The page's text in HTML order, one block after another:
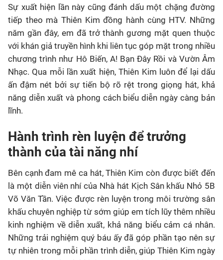
Sự xuất hiện lần này cũng đánh dấu một chặng đường
tiếp theo mà Thiên Kim đồng hành cùng HTV. Những
năm gần đây, em đã trở thành gương mặt quen thuộc
với khán giả truyền hình khi liên tục góp mặt trong nhiều
chương trình như Hô Biến, A! Bạn Đây Rồi và Vườn Âm
Nhạc. Qua mỗi lần xuất hiện, Thiên Kim luôn để lại dấu
ấn đậm nét bởi sự tiến bộ rõ rệt trong giọng hát, khả
năng diễn xuất và phong cách biểu diễn ngày càng bản
lĩnh.
Hành trình rèn luyện để trưởng
thành của tài năng nhí
Bên cạnh đam mê ca hát, Thiên Kim còn được biết đến
là một diễn viên nhí của Nhà hát Kịch Sân khấu Nhỏ 5B
Võ Văn Tần. Việc được rèn luyện trong môi trường sân
khấu chuyên nghiệp từ sớm giúp em tích lũy thêm nhiều
kinh nghiệm về diễn xuất, khả năng biểu cảm cá nhân.
Những trải nghiệm quý báu ấy đã góp phần tạo nên sự
tự nhiên trong mỗi phần trình diễn, giúp Thiên Kim ngày